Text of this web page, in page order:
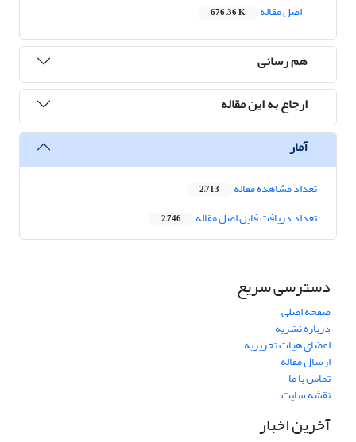
اصل مقاله
676.36 K
هم رسانی
ارجاع به این مقاله
آمار
تعداد مشاهده مقاله 2,713
تعداد دریافت فایل اصل مقاله 2,746
دسترسی سریع
صفحه اصلی
درباره نشریه
اعضای هیات تحریریه
ارسال مقاله
تماس با ما
نقشه سایت
آخرین اخبار